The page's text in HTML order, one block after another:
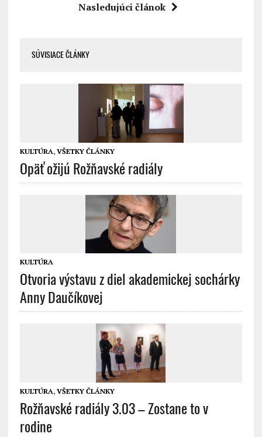
Nasledujúci článok
SÚVISIACE ČLÁNKY
KULTÚRA, VŠETKY ČLÁNKY
Opäť ožijú Rožňavské radiály
KULTÚRA
Otvoria výstavu z diel akademickej sochárky
Anny Daučíkovej
KULTÚRA, VŠETKY ČLÁNKY
Rožňavské radiály 3.03 – Zostane to v
rodine